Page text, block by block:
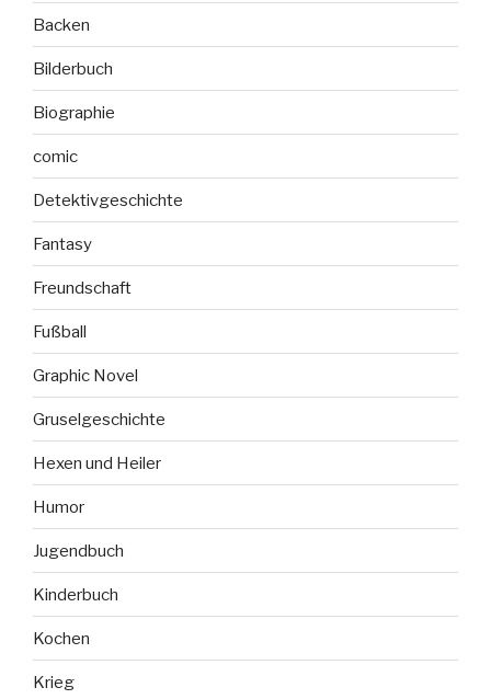
Backen
Bilderbuch
Biographie
comic
Detektivgeschichte
Fantasy
Freundschaft
Fußball
Graphic Novel
Gruselgeschichte
Hexen und Heiler
Humor
Jugendbuch
Kinderbuch
Kochen
Krieg